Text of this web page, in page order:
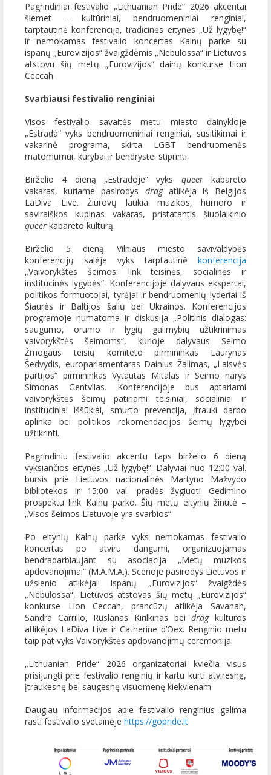
Pagrindiniai festivalio „Lithuanian Pride“ 2026 akcentai
šiemet – kultūriniai, bendruomeniniai renginiai,
tarptautinė konferencija, tradicinės eitynės „Už lygybę!“
ir nemokamas festivalio koncertas Kalnų parke su
ispanų „Eurovizijos“ žvaigždėmis „Nebulossa“ ir Lietuvos
atstovu šių metų „Eurovizijos“ dainų konkurse Lion
Ceccah.
Svarbiausi festivalio renginiai
Visos festivalio savaitės metu miesto dainykloje
„Estradà“ vyks bendruomeniniai renginiai, susitikimai ir
vakarinė programa, skirta LGBT bendruomenės
matomumui, kūrybai ir bendrystei stiprinti.
Birželio 4 dieną „Estradoje“ vyks queerkabareto
vakaras, kuriame pasirodys dragatlikėja iš Belgijos
LaDiva Live. Žiūrovų laukia muzikos, humoro ir
saviraiškos kupinas vakaras, pristatantis šiuolaikinio
queer kabareto kultūrą.
Birželio 5 dieną Vilniaus miesto savivaldybės
konferencijų salėje vyks tarptautinė konferencija
„Vaivorykštės šeimos: link teisinės, socialinės ir
institucinės lygybės“. Konferencijoje dalyvaus ekspertai,
politikos formuotojai, tyrėjai ir bendruomenių lyderiai iš
Šiaurės ir Baltijos šalių bei Ukrainos. Konferencijos
programoje numatoma ir diskusija „Politinis dialogas:
saugumo, orumo ir lygių galimybių užtikrinimas
vaivorykštės šeimoms“, kurioje dalyvaus Seimo
Žmogaus teisių komiteto pirmininkas Laurynas
Šedvydis, europarlamentaras Dainius Žalimas, „Laisvės
partijos“ pirmininkas Vytautas Mitalas ir Seimo narys
Simonas Gentvilas. Konferencijoje bus aptariami
vaivorykštės šeimų patiriami teisiniai, socialiniai ir
instituciniai iššūkiai, smurto prevencija, įtrauki darbo
aplinka bei politikos rekomendacijos šeimų lygybei
užtikrinti.
Pagrindiniu festivalio akcentu taps birželio 6 dieną
vyksiančios eitynės „Už lygybę!“. Dalyviai nuo 12:00 val.
bursis prie Lietuvos nacionalinės Martyno Mažvydo
bibliotekos ir 15:00 val. pradės žygiuoti Gedimino
prospektu link Kalnų parko. Šių metų eitynių žinutė –
„Visos šeimos Lietuvoje yra svarbios“.
Po eitynių Kalnų parke vyks nemokamas festivalio
koncertas po atviru dangumi, organizuojamas
bendradarbiaujant su asociacija „Metų muzikos
apdovanojimai“ (M.A.M.A.). Scenoje pasirodys Lietuvos ir
užsienio atlikėjai: ispanų „Eurovizijos“ žvaigždės
„Nebulossa“, Lietuvos atstovas šių metų „Eurovizijos“
konkurse Lion Ceccah, prancūzų atlikėja Savanah,
Sandra Carrillo, Ruslanas Kirilkinas beidragkultūros
atlikėjos LaDiva Live ir Catherine d’Oex. Renginio metu
taip pat vyks Vaivorykštės apdovanojimų ceremonija.
„Lithuanian Pride“ 2026 organizatoriai kviečia visus
prisijungti prie festivalio renginių ir kartu kurti atviresnę,
įtraukesnę bei saugesnę visuomenę kiekvienam.
Daugiau informacijos apie festivalio renginius galima
rasti festivalio svetainėje https://gopride.lt